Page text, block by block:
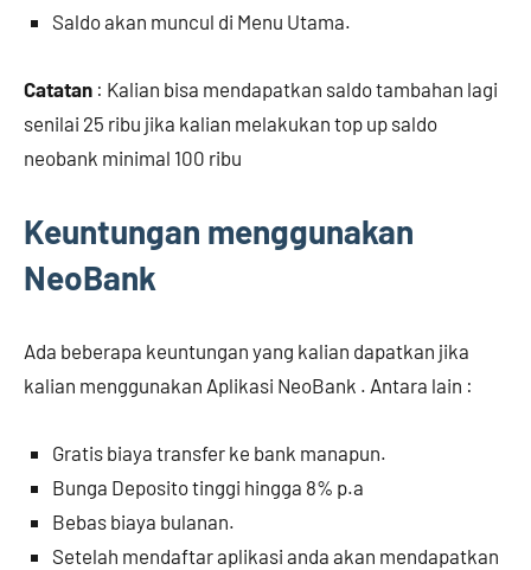
Saldo akan muncul di Menu Utama.
Catatan : Kalian bisa mendapatkan saldo tambahan lagi
senilai 25 ribu jika kalian melakukan top up saldo
neobank minimal 100 ribu
Keuntungan menggunakan
NeoBank
Ada beberapa keuntungan yang kalian dapatkan jika
kalian menggunakan Aplikasi NeoBank . Antara lain :
Gratis biaya transfer ke bank manapun.
Bunga Deposito tinggi hingga 8% p.a
Bebas biaya bulanan.
Setelah mendaftar aplikasi anda akan mendapatkan